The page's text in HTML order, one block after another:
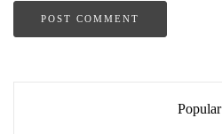
Popular